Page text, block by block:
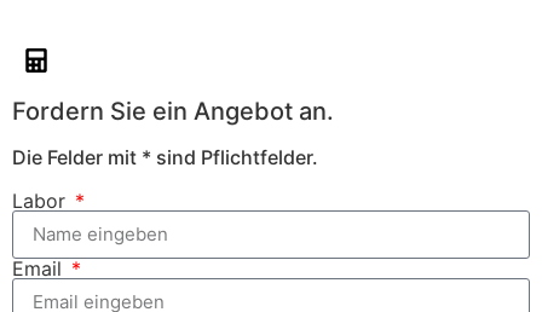
Fordern Sie ein Angebot an.
Die Felder mit * sind Pflichtfelder.
Labor
Email